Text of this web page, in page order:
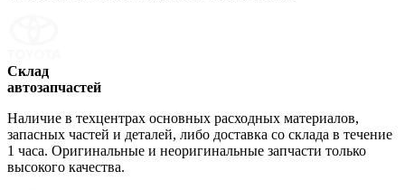
Склад
автозапчастей
Наличие в техцентрах основных расходных материалов,
запасных частей и деталей, либо доставка со склада в течение
1 часа. Оригинальные и неоригинальные запчасти только
высокого качества.